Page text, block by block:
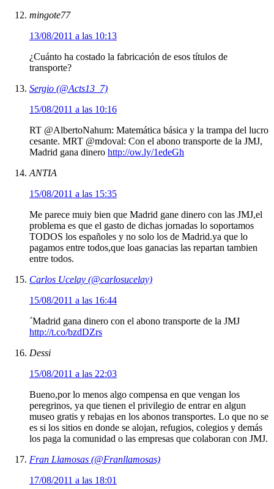
mingote77
13/08/2011 a las 10:13
¿Cuánto ha costado la fabricación de esos títulos de
transporte?
Sergio (@Acts13_7)
15/08/2011 a las 10:16
RT @AlbertoNahum: Matemática básica y la trampa del lucro
cesante. MRT @mdoval: Con el abono transporte de la JMJ,
Madrid gana dinero http://ow.ly/1edeGh
ANTIA
15/08/2011 a las 15:35
Me parece muiy bien que Madrid gane dinero con las JMJ,el
problema es que el gasto de dichas jornadas lo soportamos
TODOS los españoles y no solo los de Madrid.ya que lo
pagamos entre todos,que loas ganacias las repartan tambien
entre todos.
Carlos Ucelay (@carlosucelay)
15/08/2011 a las 16:44
´Madrid gana dinero con el abono transporte de la JMJ
http://t.co/bzdDZrs
Dessi
15/08/2011 a las 22:03
Bueno,por lo menos algo compensa en que vengan los
peregrinos, ya que tienen el privilegio de entrar en algun
museo gratis y rebajas en los abonos transportes. Lo que no se
es si los sitios en donde se alojan, refugios, colegios y demás
los paga la comunidad o las empresas que colaboran con JMJ.
Fran Llamosas (@Franllamosas)
17/08/2011 a las 18:01